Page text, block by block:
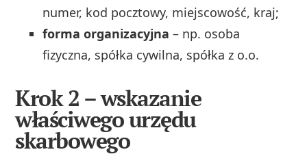
numer, kod pocztowy, miejscowość, kraj;
forma organizacyjna – np. osoba
fizyczna, spółka cywilna, spółka z o.o.
Krok 2 – wskazanie
właściwego urzędu
skarbowego